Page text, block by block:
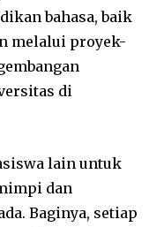
bahasa, baik
melalui proyek-
di
lain untuk
dan
Baginya, setiap